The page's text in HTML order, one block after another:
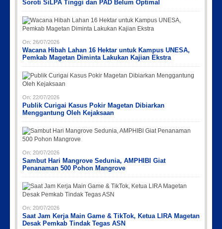
Soroti SiLPA Tinggi dan PAD Belum Optimal
On: 26/07/2026
Wacana Hibah Lahan 16 Hektar untuk Kampus UNESA,
Pemkab Magetan Diminta Lakukan Kajian Ekstra
On: 22/07/2026
Publik Curigai Kasus Pokir Magetan Dibiarkan
Menggantung Oleh Kejaksaan
On: 20/07/2026
Sambut Hari Mangrove Sedunia, AMPHIBI Giat
Penanaman 500 Pohon Mangrove
On: 20/07/2026
Saat Jam Kerja Main Game & TikTok, Ketua LIRA Magetan
Desak Pemkab Tindak Tegas ASN